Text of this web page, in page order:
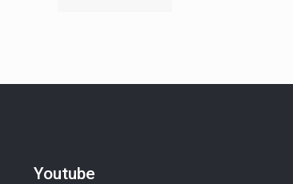
Youtube